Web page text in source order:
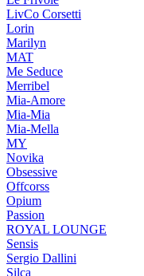
LivCo Corsetti
Lorin
Marilyn
MAT
Me Seduce
Merribel
Mia-Amore
Mia-Mia
Mia-Mella
MY
Novika
Obsessive
Offcorss
Opium
Passion
ROYAL LOUNGE
Sensis
Sergio Dallini
Silca